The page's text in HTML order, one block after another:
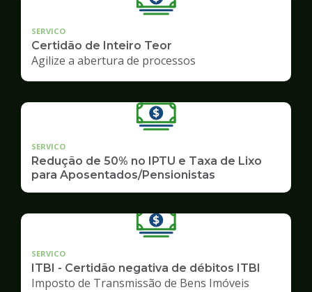
SERVICO
Certidão de Inteiro Teor
Agilize a abertura de processos
SERVICO
Redução de 50% no IPTU e Taxa de Lixo
para Aposentados/Pensionistas
SERVICO
ITBI - Certidão negativa de débitos ITBI
Imposto de Transmissão de Bens Imóveis